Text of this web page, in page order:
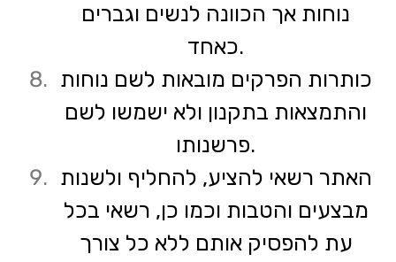
נוחות אך הכוונה לנשים וגברים
כאחד.
כותרות הפרקים מובאות לשם נוחות
והתמצאות בתקנון ולא ישמשו לשם
פרשנותו.
האתר רשאי להציע, להחליף ולשנות
מבצעים והטבות וכמו כן, רשאי בכל
עת להפסיק אותם ללא כל צורך